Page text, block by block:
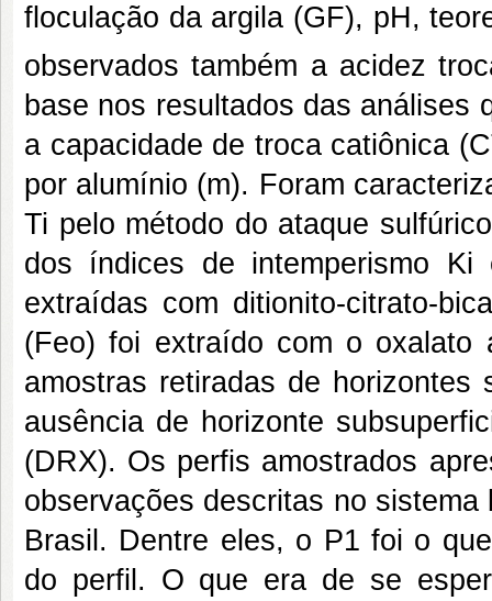
floculação da argila (GF), pH,
observados também a acidez
base nos resultados das análises
a capacidade de troca catiônica
por alumínio (m). Foram
Ti pelo método do ataque
dos índices de intemperismo
extraídas com ditionito-citrato-
(Feo) foi extraído com o
amostras retiradas de horizontes
ausência de horizonte
(DRX). Os perfis amostrados
observações descritas no
Brasil. Dentre eles, o P1 foi o
do perfil. O que era de se